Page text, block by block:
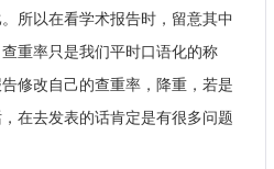
所以在看学术报告时，留意其中
重率只是我们平时口语化的称
修改自己的查重率，降重，若是
在去发表的话肯定是有很多问题